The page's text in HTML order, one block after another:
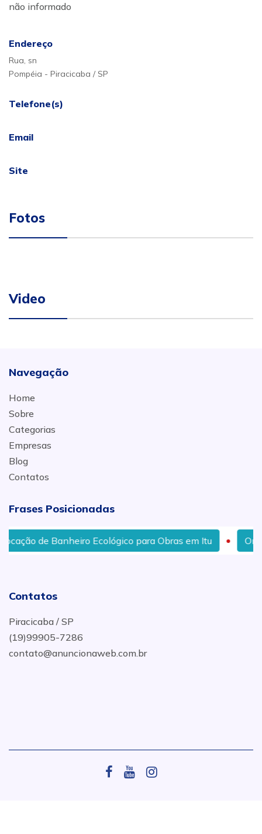
não informado
Endereço
Rua, sn
Pompéia - Piracicaba / SP
Telefone(s)
Email
Site
Fotos
Video
Navegação
Home
Sobre
Categorias
Empresas
Blog
Contatos
Frases Posicionadas
de Banheiro Ecológico para Obras em Itu Onde
Contatos
Piracicaba / SP
(19)99905-7286
contato@anuncionaweb.com.br